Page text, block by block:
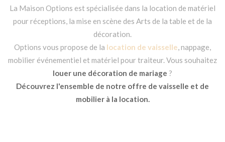
La Maison Options est spécialisée dans la location de matériel
pour réceptions, la mise en scène des Arts de la table et de la
décoration.
Options vous propose de la location de vaisselle, nappage,
mobilier événementiel et matériel pour traiteur. Vous souhaitez
louer une décoration de mariage ?
Découvrez l'ensemble de notre offre de vaisselle et de
mobilier à la location.